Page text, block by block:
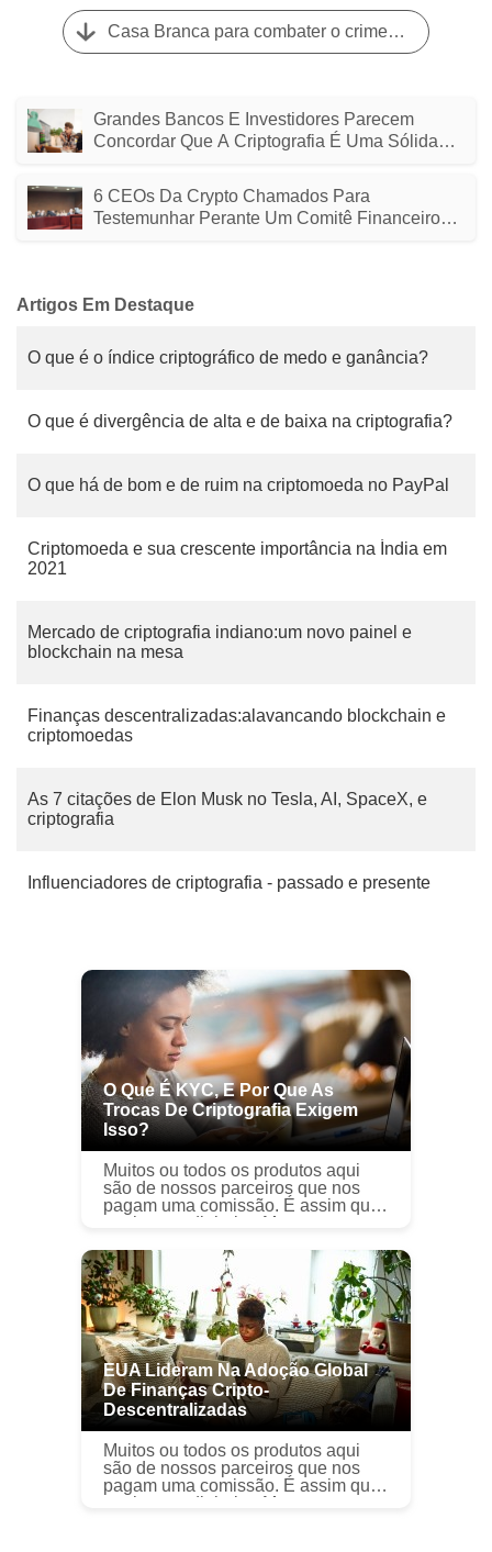
Casa Branca para combater o crime criptográfico como parte de um plano anticorrupção mais amplo
Grandes Bancos E Investidores Parecem
Concordar Que A Criptografia É Uma Sólida
6 CEOs Da Crypto Chamados Para
Testemunhar Perante Um Comitê Financeiro
Artigos Em Destaque
O que é o índice criptográfico de medo e ganância?
O que é divergência de alta e de baixa na criptografia?
O que há de bom e de ruim na criptomoeda no PayPal
Criptomoeda e sua crescente importância na Índia em
2021
Mercado de criptografia indiano:um novo painel e
blockchain na mesa
Finanças descentralizadas:alavancando blockchain e
criptomoedas
As 7 citações de Elon Musk no Tesla, AI, SpaceX, e
criptografia
Influenciadores de criptografia - passado e presente
O Que É KYC, E Por Que As
Trocas De Criptografia Exigem
Isso?
Muitos ou todos os produtos aqui
são de nossos parceiros que nos
pagam uma comissão. É assim que
ganhamos dinheiro. Mas nossa
opiniões de nossos especialistas
não ...
EUA Lideram Na Adoção Global
De Finanças Cripto-
Descentralizadas
Muitos ou todos os produtos aqui
são de nossos parceiros que nos
pagam uma comissão. É assim que
ganhamos dinheiro. Mas nossa